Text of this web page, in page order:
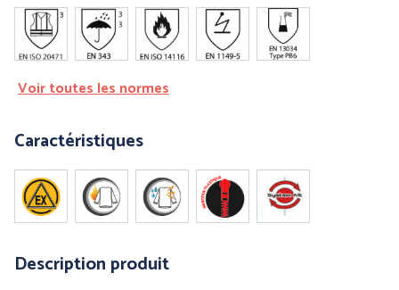
ERGONOMIE et AIDE AU
TRAVAIL
Par marque :
Voir toutes les normes
Caractéristiques
Description produit